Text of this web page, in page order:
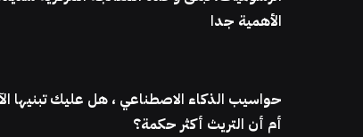
الأهمية جدا
حواسيب الذكاء الاصطناعي ، هل عليك تبنيها
أم أن التريث أكثر حكمة؟